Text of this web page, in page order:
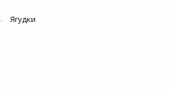
Ягудки